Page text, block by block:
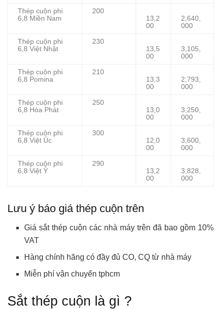
Thép cuộn phi
6,8 Miền Nam
200
13,2
00
2,640,
000
Thép cuộn phi
6,8 Việt Nhật
230
13,5
00
3,105,
000
Thép cuộn phi
6,8 Pomina
210
13,3
00
2,793,
000
Thép cuộn phi
6,8 Hòa Phát
250
13,0
00
3,250,
000
Thép cuộn phi
6,8 Việt Úc
300
12,0
00
3,600,
000
Thép cuộn phi
6,8 Việt Ý
290
13,2
00
3,828,
000
Lưu ý báo giá thép cuộn trên
Giá sắt thép cuộn các nhà máy trên đã bao gồm 10%
VAT
Hàng chính hãng có đầy đủ CO, CQ từ nhà máy
Miễn phí vận chuyển tphcm
Sắt thép cuộn là gì ?